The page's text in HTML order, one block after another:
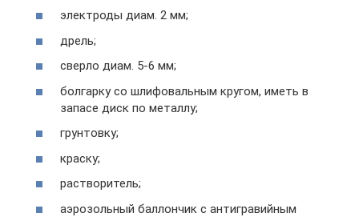
электроды диам. 2 мм;
дрель;
сверло диам. 5-6 мм;
болгарку со шлифовальным кругом, иметь в
запасе диск по металлу;
грунтовку;
краску;
растворитель;
аэрозольный баллончик с антигравийным